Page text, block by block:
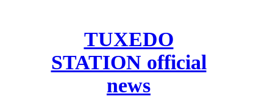
TUXEDO
STATION official
news